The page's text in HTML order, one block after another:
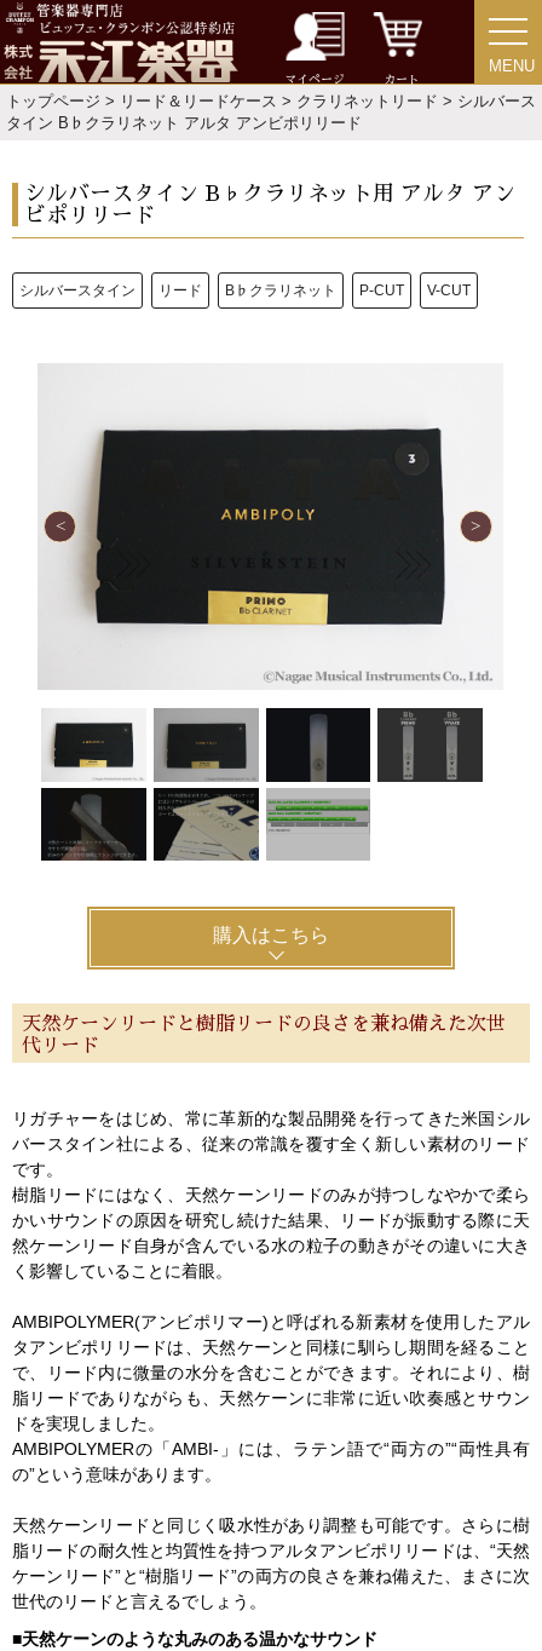
マイページ カート
MENU
MENU
トップページ > リード＆リードケース > クラリネットリード > シルバース
タイン B♭クラリネット アルタ アンビポリリード
シルバースタイン B♭クラリネット用 アルタ アン
ビポリリード
シルバースタイン リード B♭クラリネット P-CUT V-CUT
購入はこちら
天然ケーンリードと樹脂リードの良さを兼ね備えた次世
代リード
リガチャーをはじめ、常に革新的な製品開発を行ってきた米国シル
バースタイン社による、従来の常識を覆す全く新しい素材のリード
です。
樹脂リードにはなく、天然ケーンリードのみが持つしなやかで柔ら
かいサウンドの原因を研究し続けた結果、リードが振動する際に天
然ケーンリード自身が含んでいる水の粒子の動きがその違いに大き
く影響していることに着眼。
AMBIPOLYMER(アンビポリマー)と呼ばれる新素材を使用したアル
タアンビポリリードは、天然ケーンと同様に馴らし期間を経ること
で、リード内に微量の水分を含むことができます。それにより、樹
脂リードでありながらも、天然ケーンに非常に近い吹奏感とサウン
ドを実現しました。
AMBIPOLYMERの「AMBI-」には、ラテン語で“両方の”“両性具有
の”という意味があります。
天然ケーンリードと同じく吸水性があり調整も可能です。さらに樹
脂リードの耐久性と均質性を持つアルタアンビポリリードは、“天然
ケーンリード”と“樹脂リード”の両方の良さを兼ね備えた、まさに次
世代のリードと言えるでしょう。
■天然ケーンのような丸みのある温かなサウンド